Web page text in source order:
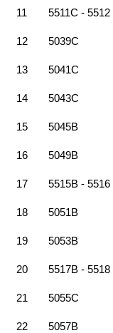
11 5511C - 5512
12 5039C
13 5041C
14 5043C
15 5045B
16 5049B
17 5515B - 5516
18 5051B
19 5053B
20 5517B - 5518
21 5055C
22 5057B